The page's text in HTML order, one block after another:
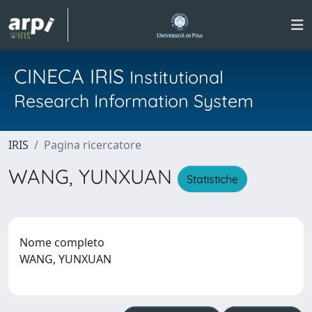
CINECA IRIS Institutional
Research Information System
IRIS Pagina ricercatore
WANG, YUNXUAN Statistiche
Nome completo
WANG, YUNXUAN